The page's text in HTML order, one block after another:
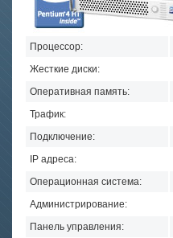
Процессор:
Жесткие диски:
Оперативная память:
Трафик:
Подключение:
IP адреса:
Операционная система:
Администрирование:
Панель управления: